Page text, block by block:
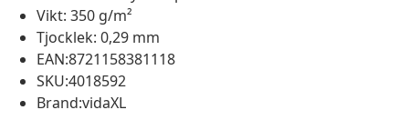
Vikt: 350 g/m²
Tjocklek: 0,29 mm
EAN:8721158381118
SKU:4018592
Brand:vidaXL